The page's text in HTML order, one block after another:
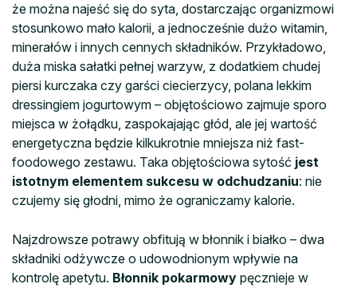
że można najeść się do syta, dostarczając organizmowi
stosunkowo mało kalorii, a jednocześnie dużo witamin,
minerałów i innych cennych składników. Przykładowo,
duża miska sałatki pełnej warzyw, z dodatkiem chudej
piersi kurczaka czy garści ciecierzycy, polana lekkim
dressingiem jogurtowym – objętościowo zajmuje sporo
miejsca w żołądku, zaspokajając głód, ale jej wartość
energetyczna będzie kilkukrotnie mniejsza niż fast-
foodowego zestawu. Taka objętościowa sytość jest
istotnym elementem sukcesu w odchudzaniu: nie
czujemy się głodni, mimo że ograniczamy kalorie.
Najzdrowsze potrawy obfitują w błonnik i białko – dwa
składniki odżywcze o udowodnionym wpływie na
kontrolę apetytu. Błonnik pokarmowy pęcznieje w